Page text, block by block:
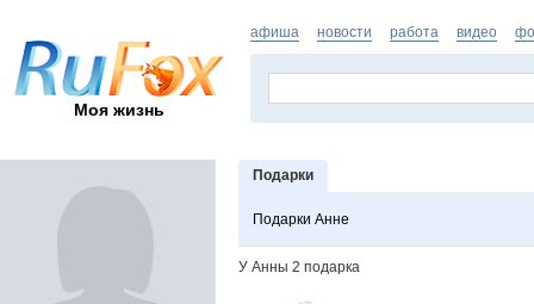
Моя жизнь
афиша новости работа видео
Подарки
Подарки Анне
У Анны 2 подарка